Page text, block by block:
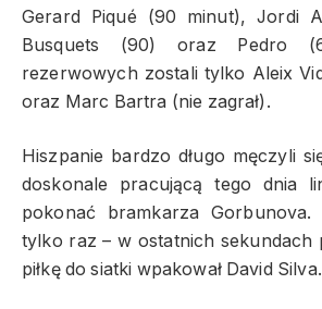
Gerard Piqué (90 minut), Jordi
Busquets (90) oraz Pedro
rezerwowych zostali tylko Aleix
oraz Marc Bartra (nie zagrał).
Hiszpanie bardzo długo męczyli
doskonale pracującą tego dnia
pokonać bramkarza
tylko raz – w ostatnich sekundach
piłkę do siatki wpakował David Silva.